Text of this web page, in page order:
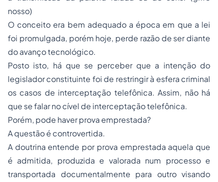
nosso)
O conceito era bem adequado a época em que a lei
foi promulgada, porém hoje, perde razão de ser diante
do avanço tecnológico.
Posto isto, há que se perceber que a intenção do
legislador constituinte foi de restringir à esfera criminal
os casos de interceptação telefônica. Assim, não há
que se falar no cível de interceptação telefônica.
Porém, pode haver prova emprestada?
A questão é controvertida.
A doutrina entende por prova emprestada aquela que
é admitida, produzida e valorada num processo e
transportada documentalmente para outro visando